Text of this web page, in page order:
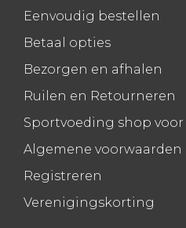
Eenvoudig bestellen
Betaal opties
Bezorgen en afhalen
Ruilen en Retourneren
Sportvoeding shop
Algemene voorwaarden
Registreren
Verenigingskorting